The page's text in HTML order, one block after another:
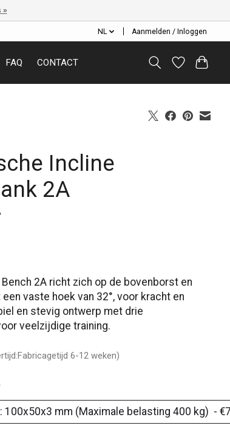
NL Aanmelden / Inloggen
FAQ CONTACT
Incline
2A
2A richt zich op de bovenborst en
vaste hoek van 32°, voor kracht en
en stevig ontwerp met drie
veelzijdige training.
6-12 weken)
»